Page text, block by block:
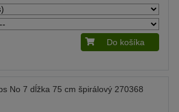
Do košíka
No 7 dĺžka 75 cm špirálový 270368